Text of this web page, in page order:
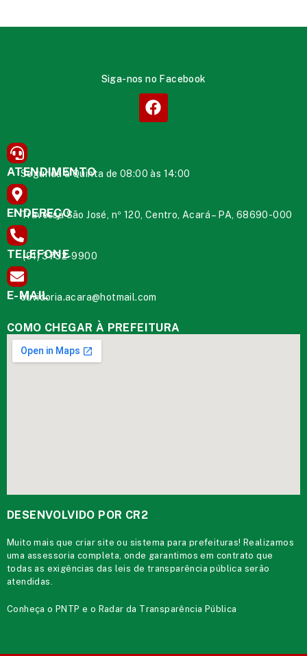
Siga-nos no Facebook
ATENDIMENTO
Segunda à Quinta de 08:00 às 14:00
ENDEREÇO
Travessa São José, nº 120, Centro, Acará – PA, 68690-000
TELEFONE
(91) 3732-9900
E-MAIL
ouvidoria.acara@hotmail.com
COMO CHEGAR À PREFEITURA
DESENVOLVIDO POR CR2
Muito mais quecriar site ou sistema para prefeituras! Realizamos
uma assessoria completa, onde garantimos em contrato que
todas as exigências das leis de transparência pública serão
atendidas.
Conheça oPNTP e o Radar da Transparência Pública